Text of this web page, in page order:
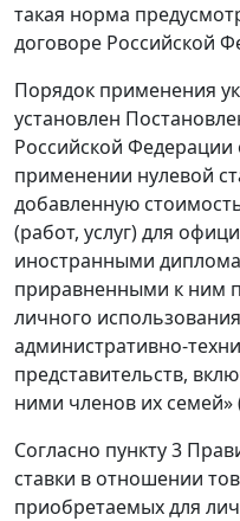
такая норма
договоре Российской
Порядок применения
установлен
Российской Федерации
применении нулевой
добавленную
(работ, услуг) для
иностранными
приравненными к ним
личного
административно-
представительств,
ними членов их семей»
Согласно пункту 3
ставки в отношении
приобретаемых для